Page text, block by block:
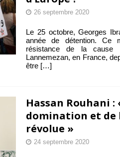
26 septembre 2020
Le 25 octobre, Georges
année de détention. Ce
résistance de la cause
Lannemezan, en France,
être […]
Hassan Rouhani :
domination et de
révolue »
24 septembre 2020